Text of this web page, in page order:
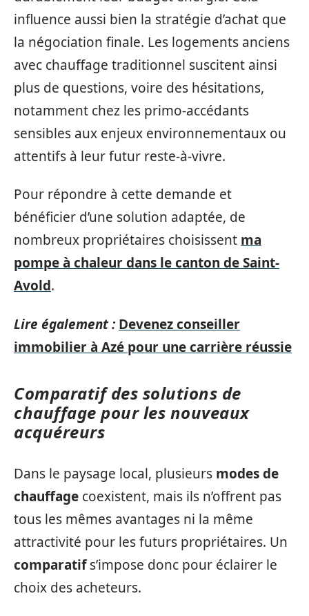
influence aussi bien la stratégie d’achat que
la négociation finale. Les logements anciens
avec chauffage traditionnel suscitent ainsi
plus de questions, voire des hésitations,
notamment chez les primo-accédants
sensibles aux enjeux environnementaux ou
attentifs à leur futur reste-à-vivre.
Pour répondre à cette demande et
bénéficier d’une solution adaptée, de
nombreux propriétaires choisissent ma
pompe à chaleur dans le canton de Saint-
Avold.
Lire également : Devenez conseiller
immobilier à Azé pour une carrière réussie
Comparatif des solutions de
chauffage pour les nouveaux
acquéreurs
Dans le paysage local, plusieurs modes de
chauffage coexistent, mais ils n’offrent pas
tous les mêmes avantages ni la même
attractivité pour les futurs propriétaires. Un
comparatifs’impose donc pour éclairer le
choix des acheteurs.